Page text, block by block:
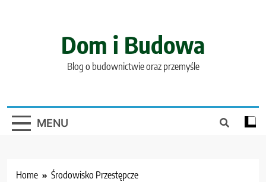
Dom i Budowa
Blog o budownictwie oraz przemyśle
MENU
Home Środowisko Przestępcze